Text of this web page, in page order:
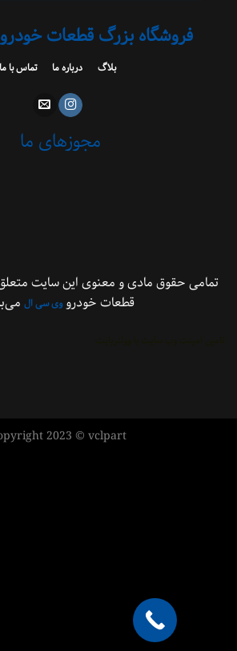
فروشگاه بزرگ قطعات خودرو وی
درباره ما تماس با ما
مجوزهای ما
حقوق مادی و معنوی این سایت متعلق به
قطعات خودرووی سی ال می‌باشد
Copyright 2023 © vclpart